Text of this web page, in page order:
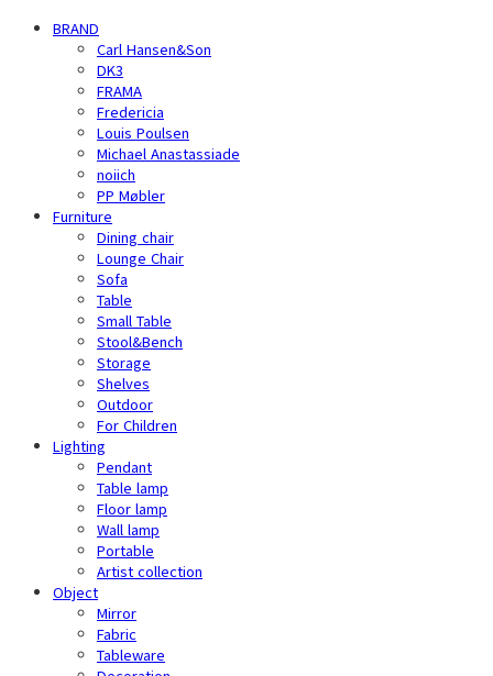
BRAND
Carl Hansen&Son
DK3
FRAMA
Fredericia
Louis Poulsen
Michael Anastassiade
noiich
PP Møbler
Furniture
Dining chair
Lounge Chair
Sofa
Table
Small Table
Stool&Bench
Storage
Shelves
Outdoor
For Children
Lighting
Pendant
Table lamp
Floor lamp
Wall lamp
Portable
Artist collection
Object
Mirror
Fabric
Tableware